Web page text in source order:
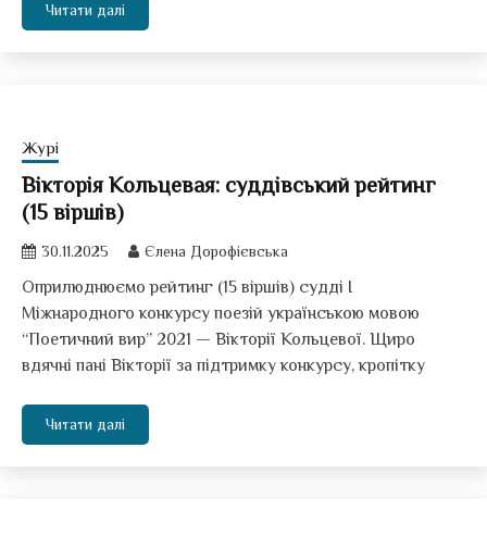
Читати далі
Журі
Вікторія Кольцевая: суддівський рейтинг
(15 віршів)
30.11.2025 Єлена Дорофієвська
Оприлюднюємо рейтинг (15 віршів) судді І
Міжнародного конкурсу поезій українською мовою
“Поетичний вир” 2021 — Вікторії Кольцевої. Щиро
вдячні пані Вікторії за підтримку конкурсу, кропітку
Читати далі